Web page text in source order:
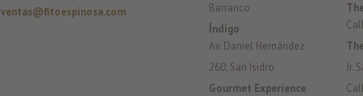
ventas@fitoespinosa.com
Barranco
Índigo
Av. Daniel Hernández
260, San Isidro
Gourmet Experience
Jr.